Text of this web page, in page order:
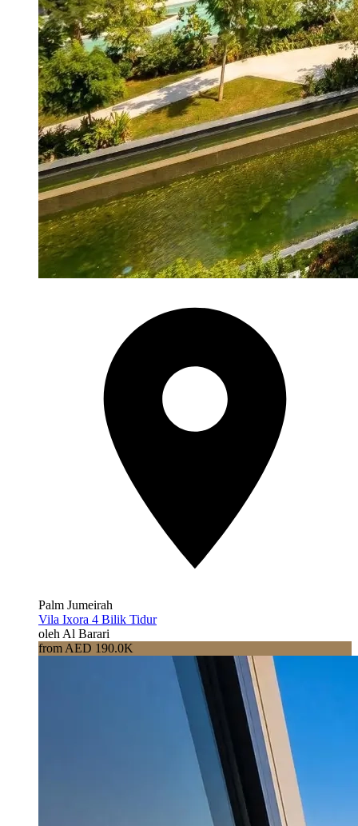
Palm Jumeirah
Vila Ixora 4 Bilik Tidur
oleh Al Barari
from AED 190.0K